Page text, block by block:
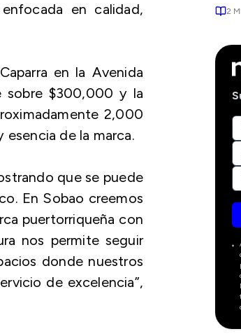
en calidad,
en la Avenida
sobre $300,000 y la
2,000
esencia de la marca.
que se puede
En Sobao creemos
puertorriqueña con
nos permite seguir
donde nuestros
de excelencia”,
2